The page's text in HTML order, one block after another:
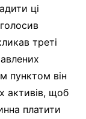
ці
треті
пунктом він
активів, щоб
платити